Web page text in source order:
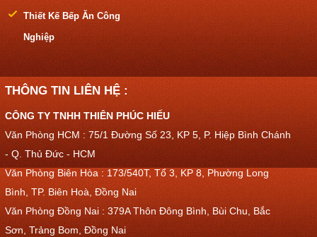
Thiết Kế Bếp Ăn Công
Nghiệp
THÔNG TIN LIÊN HỆ :
CÔNG TY TNHH THIÊN PHÚC HIẾU
Văn Phòng HCM : 75/1 Đường Số 23, KP 5, P. Hiệp Bình Chánh
- Q. Thủ Đức - HCM
Văn Phòng Biên Hòa : 173/540T, Tổ 3, KP 8, Phường Long
Bình, TP. Biên Hoà, Đồng Nai
Văn Phòng Đồng Nai : 379A Thôn Đông Bình, Bùi Chu, Bắc
Sơn, Trảng Bom, Đồng Nai